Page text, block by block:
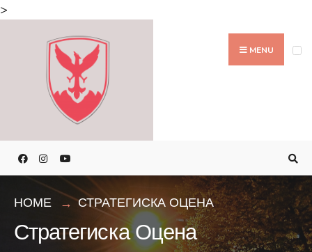
>
MENU
HOME СТРАТЕГИСКА ОЦЕНА
Стратегиска Оцена